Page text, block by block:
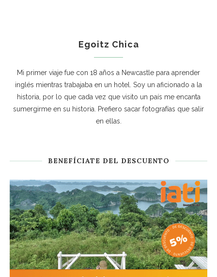
Egoitz Chica
Mi primer viaje fue con 18 años a Newcastle para aprender
inglés mientras trabajaba en un hotel. Soy un aficionado a la
historia, por lo que cada vez que visito un país me encanta
sumergirme en su historia. Prefiero sacar fotografías que salir
en ellas.
BENEFÍCIATE DEL DESCUENTO